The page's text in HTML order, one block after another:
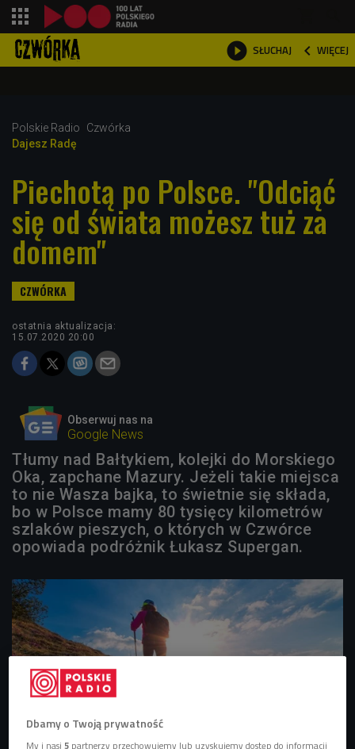
 SŁUCHAJ  WIĘCEJ

Polskie Radio
Czwórka
Dajesz Radę
Piechotą po Polsce. "Odciąć
się od świata możesz tuż za
domem"
ostatnia aktualizacja:
15.07.2020 20:00
Obserwuj nas na
Google News
Tłumy nad Bałtykiem, kolejki do Morskiego
Oka, zapchane Mazury. Jeżeli takie miejsca
to nie Wasza bajka, to świetnie się składa,
bo w Polsce mamy 80 tysięcy kilometrów
szlaków pieszych, o których w Czwórce
opowiada podróżnik Łukasz Supergan.
Dbamy o Twoją prywatność
My i nasi5 partnerzy przechowujemy lub uzyskujemy dostęp do informacji